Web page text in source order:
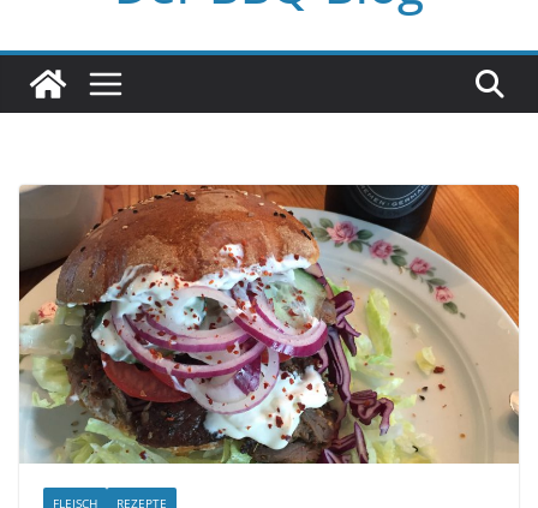
FLEISCH REZEPTE